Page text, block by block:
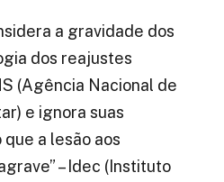
a gravidade dos
dos reajustes
(Agência Nacional de
e ignora suas
a lesão aos
– Idec (Instituto